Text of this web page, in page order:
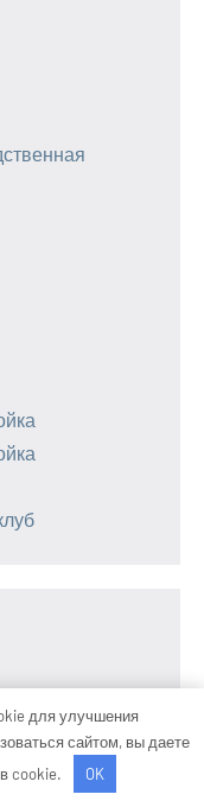
для улучшения
сайтом, вы даете
cookie.
OK